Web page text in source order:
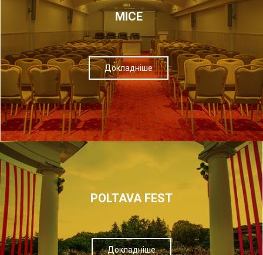
МІСЕ
Докладніше
POLTAVA FEST
Докладніше